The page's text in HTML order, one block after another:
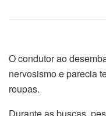
O condutor ao
nervosismo e parecia
roupas.
Durante as buscas,